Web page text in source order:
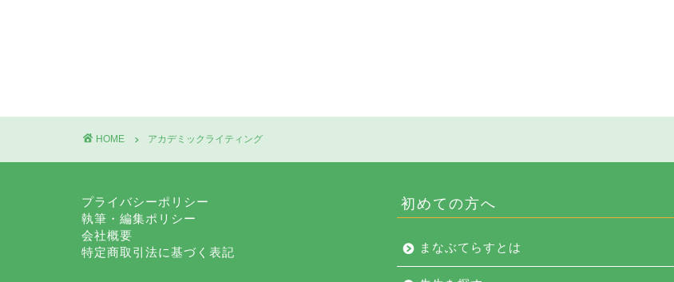
HOME アカデミックライティング
プライバシーポリシー
執筆・編集ポリシー
会社概要
特定商取引法に基づく表記
初めての方へ
まなぶてらすとは